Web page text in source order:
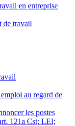
en entreprise
de travail
au regard de
les postes
121a Cst; LEI;